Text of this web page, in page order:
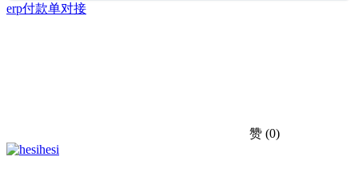
erp付款单对接
赞 (0)
hesi